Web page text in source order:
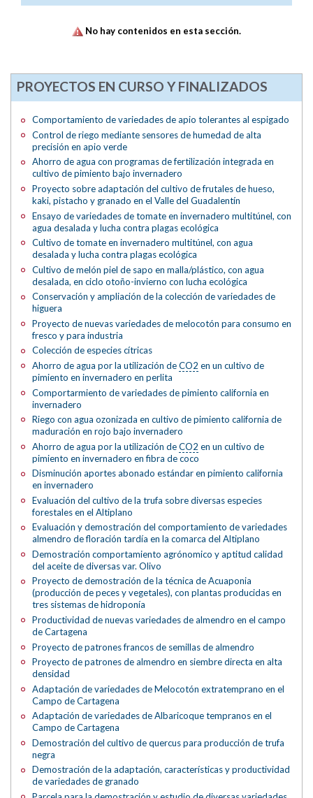
No hay contenidos en esta sección.
PROYECTOS EN CURSO Y FINALIZADOS
Comportamiento de variedades de apio tolerantes al espigado
Control de riego mediante sensores de humedad de alta
precisión en apio verde
Ahorro de agua con programas de fertilización integrada en
cultivo de pimiento bajo invernadero
Proyecto sobre adaptación del cultivo de frutales de hueso,
kaki, pistacho y granado en el Valle del Guadalentín
Ensayo de variedades de tomate en invernadero multitúnel, con
agua desalada y lucha contra plagas ecológica
Cultivo de tomate en invernadero multitúnel, con agua
desalada y lucha contra plagas ecológica
Cultivo de melón piel de sapo en malla/plástico, con agua
desalada, en ciclo otoño-invierno con lucha ecológica
Conservación y ampliación de la colección de variedades de
higuera
Proyecto de nuevas variedades de melocotón para consumo en
fresco y para industria
Colección de especies cítricas
Ahorro de agua por la utilización deCO2 en un cultivo de
pimiento en invernadero en perlita
Comportarmiento de variedades de pimiento california en
invernadero
Riego con agua ozonizada en cultivo de pimiento california de
maduración en rojo bajo invernadero
Ahorro de agua por la utilización deCO2 en un cultivo de
pimiento en invernadero en fibra de coco
Disminución aportes abonado estándar en pimiento california
en invernadero
Evaluación del cultivo de la trufa sobre diversas especies
forestales en el Altiplano
Evaluación y demostración del comportamiento de variedades
almendro de floración tardía en la comarca del Altiplano
Demostración comportamiento agrónomico y aptitud calidad
del aceite de diversas var. Olivo
Proyecto de demostración de la técnica de Acuaponia
(producción de peces y vegetales), con plantas producidas en
tres sistemas de hidroponía
Productividad de nuevas variedades de almendro en el campo
de Cartagena
Proyecto de patrones francos de semillas de almendro
Proyecto de patrones de almendro en siembre directa en alta
densidad
Adaptación de variedades de Melocotón extratemprano en el
Campo de Cartagena
Adaptación de variedades de Albaricoque tempranos en el
Campo de Cartagena
Demostración del cultivo de quercus para producción de trufa
negra
Demostración de la adaptación, características y productividad
de variedades de granado